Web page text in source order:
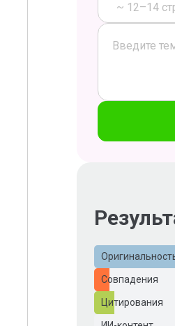
~ 12–14
Совпадения
Цитирования